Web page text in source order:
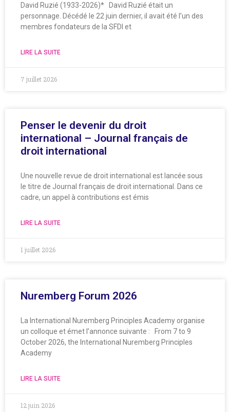
David Ruzié (1933-2026)* David Ruzié était un
personnage. Décédé le 22 juin dernier, il avait été l’un des
membres fondateurs de la SFDI et
LIRE LA SUITE
7 juillet 2026
Penser le devenir du droit
international – Journal français de
droit international
Une nouvelle revue de droit international est lancée sous
le titre de Journal français de droit international. Dans ce
cadre, un appel à contributions est émis
LIRE LA SUITE
1 juillet 2026
Nuremberg Forum 2026
La International Nuremberg Principles Academy organise
un colloque et émet l’annonce suivante : From 7 to 9
October 2026, the International Nuremberg Principles
Academy
LIRE LA SUITE
12 juin 2026